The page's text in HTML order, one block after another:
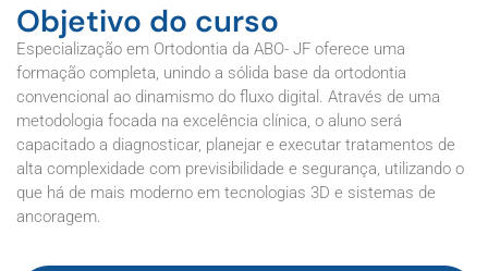
Objetivo do curso
Especialização em Ortodontia da ABO- JF oferece uma
formação completa, unindo a sólida base da ortodontia
convencional ao dinamismo do fluxo digital. Através de uma
metodologia focada na excelência clínica, o aluno será
capacitado a diagnosticar, planejar e executar tratamentos de
alta complexidade com previsibilidade e segurança, utilizando o
que há de mais moderno em tecnologias 3D e sistemas de
ancoragem.